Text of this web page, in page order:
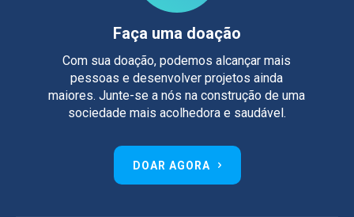
Faça uma doação
Com sua doação, podemos alcançar mais
pessoas e desenvolver projetos ainda
maiores. Junte-se a nós na construção de uma
sociedade mais acolhedora e saudável.
DOAR AGORA